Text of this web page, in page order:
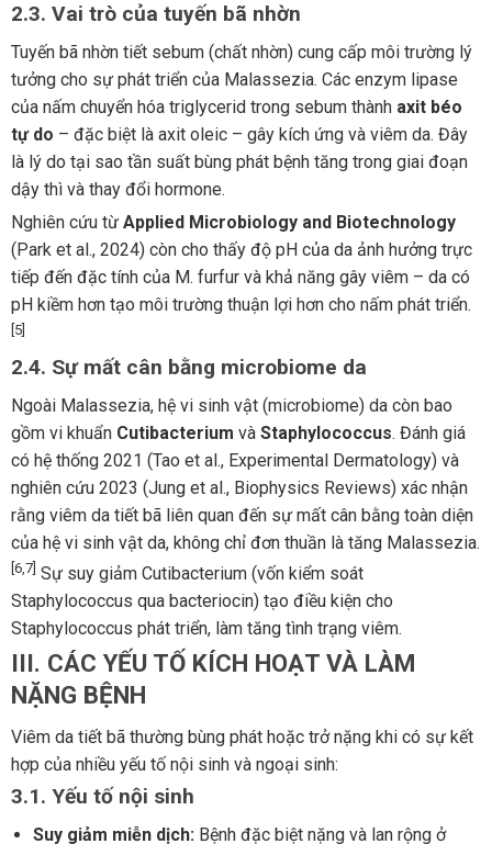
2.3. Vai trò của tuyến bã nhờn
Tuyến bã nhờn tiết sebum (chất nhờn) cung cấp môi trường lý
tưởng cho sự phát triển của Malassezia. Các enzym lipase
của nấm chuyển hóa triglycerid trong sebum thành axit béo
tự do – đặc biệt là axit oleic – gây kích ứng và viêm da. Đây
là lý do tại sao tần suất bùng phát bệnh tăng trong giai đoạn
dậy thì và thay đổi hormone.
Nghiên cứu từ Applied Microbiology and Biotechnology
(Park et al., 2024) còn cho thấy độ pH của da ảnh hưởng trực
tiếp đến đặc tính của M. furfur và khả năng gây viêm – da có
pH kiềm hơn tạo môi trường thuận lợi hơn cho nấm phát triển.
[5]
2.4. Sự mất cân bằng microbiome da
Ngoài Malassezia, hệ vi sinh vật (microbiome) da còn bao
gồm vi khuẩn Cutibacterium và Staphylococcus. Đánh giá
có hệ thống 2021 (Tao et al., Experimental Dermatology) và
nghiên cứu 2023 (Jung et al., Biophysics Reviews) xác nhận
rằng viêm da tiết bã liên quan đến sự mất cân bằng toàn diện
của hệ vi sinh vật da, không chỉ đơn thuần là tăng Malassezia.
[6,7] Sự suy giảm Cutibacterium (vốn kiểm soát
Staphylococcus qua bacteriocin) tạo điều kiện cho
Staphylococcus phát triển, làm tăng tình trạng viêm.
III. CÁC YẾU TỐ KÍCH HOẠT VÀ LÀM
NẶNG BỆNH
Viêm da tiết bã thường bùng phát hoặc trở nặng khi có sự kết
hợp của nhiều yếu tố nội sinh và ngoại sinh:
3.1. Yếu tố nội sinh
Suy giảm miễn dịch:Bệnh đặc biệt nặng và lan rộng ở